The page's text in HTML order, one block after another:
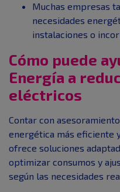
Muchas empresas
necesidades
instalaciones o
Cómo puede
Energía a
eléctricos
Contar con
energética más eficiente
ofrece soluciones
optimizar consumos y
según las necesidades